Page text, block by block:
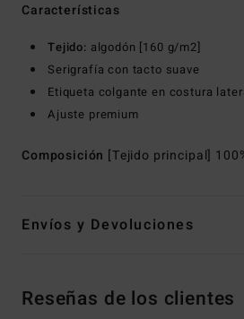
Características
Tejido: algodón [160 g/m2]
Serigrafía con tacto suave
Etiqueta colgante en costura
Ajuste premium
Composición [Tejido principal]
Envíos y Devoluciones
Reseñas de los clientes